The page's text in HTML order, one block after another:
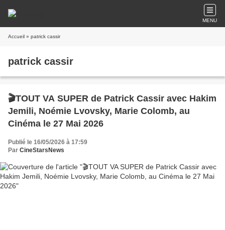
MENU
Accueil » patrick cassir
patrick cassir
🎬TOUT VA SUPER de Patrick Cassir avec Hakim
Jemili, Noémie Lvovsky, Marie Colomb, au
Cinéma le 27 Mai 2026
Publié le 16/05/2026 à 17:59
Par CineStarsNews